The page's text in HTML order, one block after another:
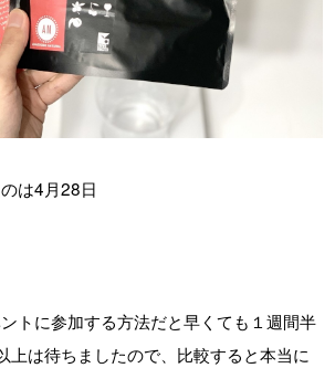
は4月28日
トに参加する方法だと早くても１週間半
上は待ちましたので、比較すると本当に